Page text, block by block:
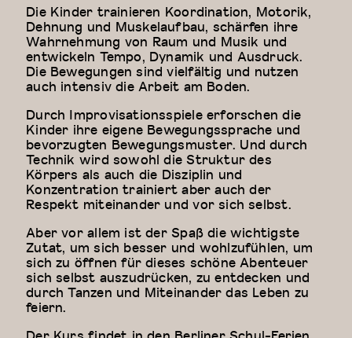
Die Kinder trainieren Koordination, Motorik,
Dehnung und Muskelaufbau, schärfen ihre
Wahrnehmung von Raum und Musik und
entwickeln Tempo, Dynamik und Ausdruck.
Die Bewegungen sind vielfältig und nutzen
auch intensiv die Arbeit am Boden.
Durch Improvisationsspiele erforschen die
Kinder ihre eigene Bewegungssprache und
bevorzugten Bewegungsmuster. Und durch
Technik wird sowohl die Struktur des
Körpers als auch die Disziplin und
Konzentration trainiert aber auch der
Respekt miteinander und vor sich selbst.
Aber vor allem ist der Spaß die wichtigste
Zutat, um sich besser und wohlzufühlen, um
sich zu öffnen für dieses schöne Abenteuer
sich selbst auszudrücken, zu entdecken und
durch Tanzen und Miteinander das Leben zu
feiern.